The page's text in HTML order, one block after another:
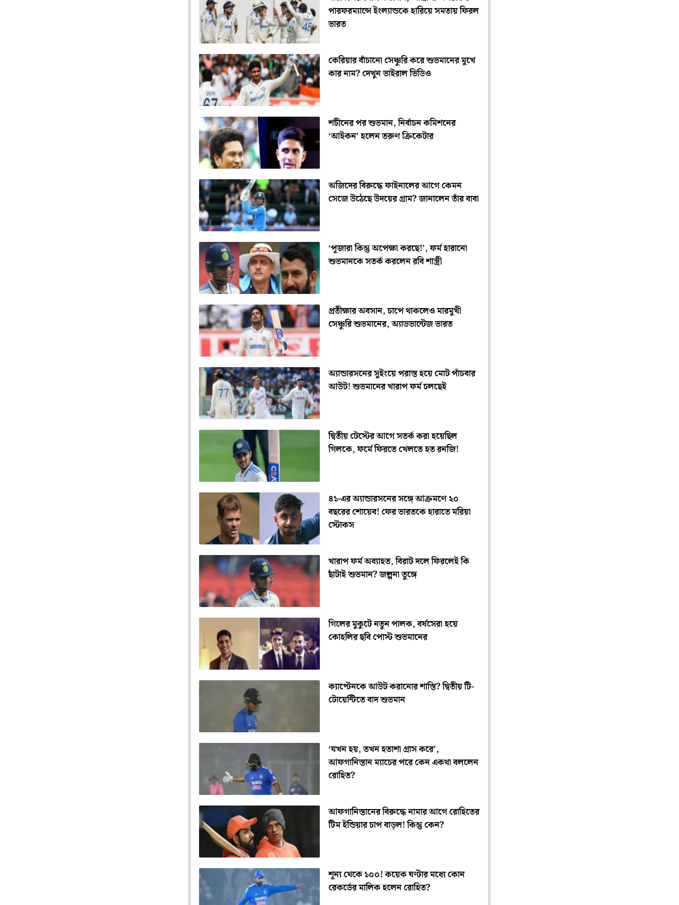
পারফরম্যান্সে ইংল্যান্ডকে হারিয়ে সমতায় ফিরল
ভারত
কেরিয়ার বাঁচানো সেঞ্চুরি করে শুভমানের মুখে
কার নাম? দেখুন ভাইরাল ভিডিও
শচীনের পর শুভমান, নির্বাচন কমিশনের
‘আইকন’ হলেন তরুণ ক্রিকেটার
অজিদের বিরুদ্ধে ফাইনালের আগে কেমন
সেজে উঠেছে উদয়ের গ্রাম? জানালেন তাঁর বাবা
‘পূজারা কিন্তু অপেক্ষা করছে!’, ফর্ম হারানো
শুভমানকে সতর্ক করলেন রবি শাস্ত্রী
প্রতীক্ষার অবসান, চাপে থাকলেও মারমুখী
সেঞ্চুরি শুভমানের, অ্যাডভান্টেজ ভারত
অ্যান্ডারসনের সুইংয়ে পরাস্ত হয়ে মোট পাঁচবার
আউট! শুভমানের খারাপ ফর্ম চলছেই
দ্বিতীয় টেস্টের আগে সতর্ক করা হয়েছিল
গিলকে, ফর্মে ফিরতে খেলতে হত রনজি!
৪১-এর অ্যান্ডারসনের সঙ্গে আক্রমণে ২০
বছরের শোয়েব! ফের ভারতকে হারাতে মরিয়া
স্টোকস
খারাপ ফর্ম অব্যাহত, বিরাট দলে ফিরলেই কি
ছাঁটাই শুভমান? জল্পনা তুঙ্গে
গিলের মুকুটে নতুন পালক, বর্ষসেরা হয়ে
কোহলির ছবি পোস্ট শুভমানের
ক্যাপ্টেনকে আউট করানোর শাস্তি? দ্বিতীয় টি-
টোয়েন্টিতে বাদ শুভমান
‘যখন হয়, তখন হতাশা গ্রাস করে’,
আফগানিস্তান ম্যাচের পরে কেন একথা বললেন
রোহিত?
আফগানিস্তানের বিরুদ্ধে নামার আগে রোহিতের
টিম ইন্ডিয়ার চাপ বাড়ল! কিন্তু কেন?
শূন্য থেকে ১০০! কয়েক ঘণ্টার মধ্যে কোন
রেকর্ডের মালিক হলেন রোহিত?